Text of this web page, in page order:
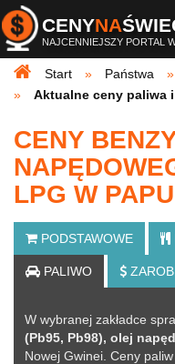
CENYNA
NAJCENNIEJSZY PORTAL
Start
Państwa
Aktualne ceny paliwa
CENY
LPG W
PODSTAWOWE
PALIWO
W wybranej zakładce
(Pb95, Pb98), olej
Nowej Gwinei. Ceny